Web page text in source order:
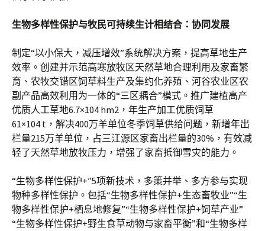
生物多样性保护与牧民可持续生计相结合：协同发展
制定“以小保大，减压增效”系统解决方案，提高草地生产
效率。创建并示范高寒放牧区天然草地合理利用及家畜繁
育、农牧交错区饲草料生产及集约化养殖、河谷农业区农
副产品高效利用为一体的“三区耦合”模式。推广建植高产
优质人工草地6.7×104 hm2，年生产加工优质饲草
61×104 t，解决400万羊单位冬季饲草供给问题，新增年出
栏量215万羊单位，占三江源区家畜出栏量的30%，有效减
轻了天然草地放牧压力，增强了家畜抵御雪灾的能力。
“生物多样性保护+”5项新技术，多策并举、多方参与实现
物种多样性保护。包括“生物多样性保护+生态畜牧业”“生
物多样性保护+栖息地修复”“生物多样性保护+饲草产业”
“生物多样性保护+野生食草动物与家畜平衡”和“生物多样